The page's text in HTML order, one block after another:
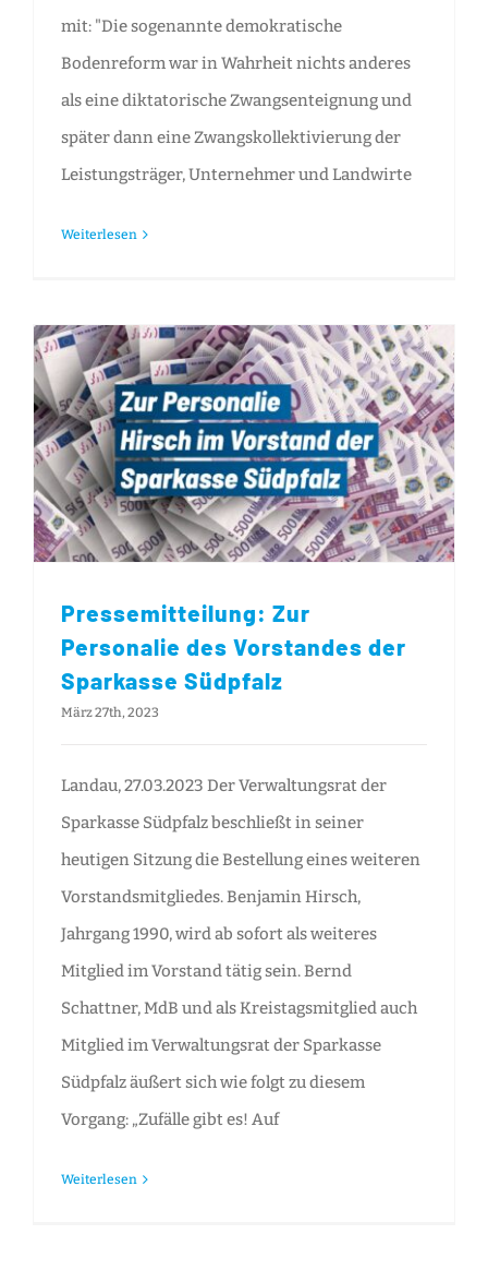
mit: "Die sogenannte demokratische
Bodenreform war in Wahrheit nichts anderes
als eine diktatorische Zwangsenteignung und
später dann eine Zwangskollektivierung der
Leistungsträger, Unternehmer und Landwirte
Weiterlesen
Pressemitteilung: Zur
Personalie des Vorstandes der
Sparkasse Südpfalz
März 27th, 2023
Landau, 27.03.2023 Der Verwaltungsrat der
Sparkasse Südpfalz beschließt in seiner
heutigen Sitzung die Bestellung eines weiteren
Vorstandsmitgliedes. Benjamin Hirsch,
Jahrgang 1990, wird ab sofort als weiteres
Mitglied im Vorstand tätig sein. Bernd
Schattner, MdB und als Kreistagsmitglied auch
Mitglied im Verwaltungsrat der Sparkasse
Südpfalz äußert sich wie folgt zu diesem
Vorgang: „Zufälle gibt es! Auf
Weiterlesen